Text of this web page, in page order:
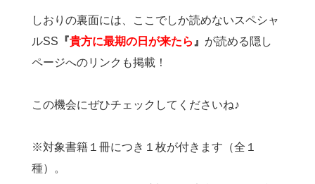
しおりの裏面には、ここでしか読めないスペシャ
ルSS 『貴方に最期の日が来たら 』 が読める隠し
ページへのリンクも掲載！
この機会にぜひチェックしてくださいね♪
※対象書籍１冊につき１枚が付きます（全１
種）。